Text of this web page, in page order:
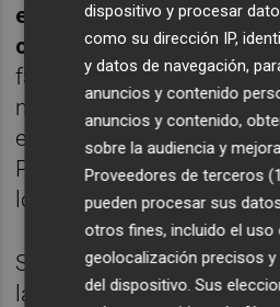
empresas, que
ofertas. El activo más
fábrica, compuesta por
modernas
inauguradas
encuentran, además, en
PGOU de Cabanes,
logístico CV-10/AP-7.
Según fuentes
la compra de la nave
dispositivo y procesar
como su dirección IP,
y datos de navegación,
anuncios y contenido
anuncios y contenido,
sobre la audiencia y
Proveedores de terceros
pueden procesar sus
otros fines, incluido el uso
geolocalización precisos
del dispositivo. Sus